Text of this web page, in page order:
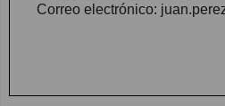
Correo electrónico: